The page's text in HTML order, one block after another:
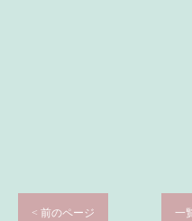
< 前のページ 一